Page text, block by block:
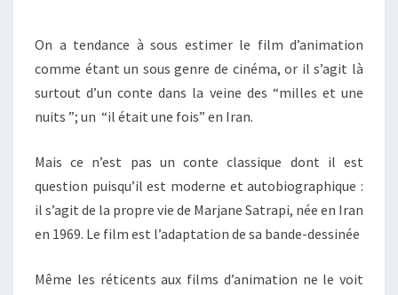
On a tendance à sous estimer le film d’animation
comme étant un sous genre de cinéma, or il s’agit là
surtout d’un conte dans la veine des “milles et une
nuits ”; un “il était une fois” en Iran.
Mais ce n’est pas un conte classique dont il est
question puisqu’il est moderne et autobiographique :
il s’agit de la propre vie de Marjane Satrapi, née en Iran
en 1969. Le film est l’adaptation de sa bande-dessinée
Même les réticents aux films d’animation ne le voit